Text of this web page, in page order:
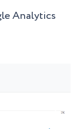
Analytics